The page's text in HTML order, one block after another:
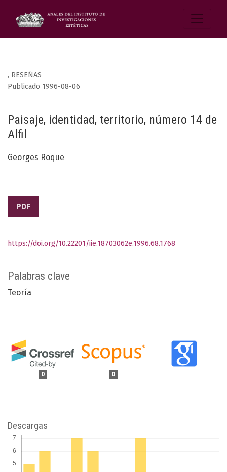
, RESEÑAS
Paisaje, identidad, territorio, número 14 de
Alfil
Publicado 1996-08-06
Georges Roque
PDF
Palabras clave
Teoría
0 0
https://doi.org/10.22201/iie.18703062e.1996.68.1768
Descargas